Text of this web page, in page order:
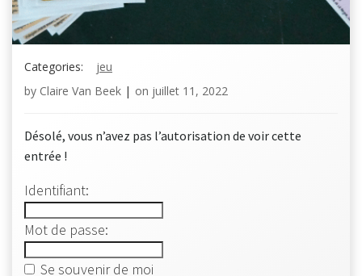
Categories:
jeu
by Claire Van Beek | on juillet 11, 2022
Désolé, vous n’avez pas l’autorisation de voir cette
entrée !
Identifiant:
Mot de passe:
Se souvenir de moi